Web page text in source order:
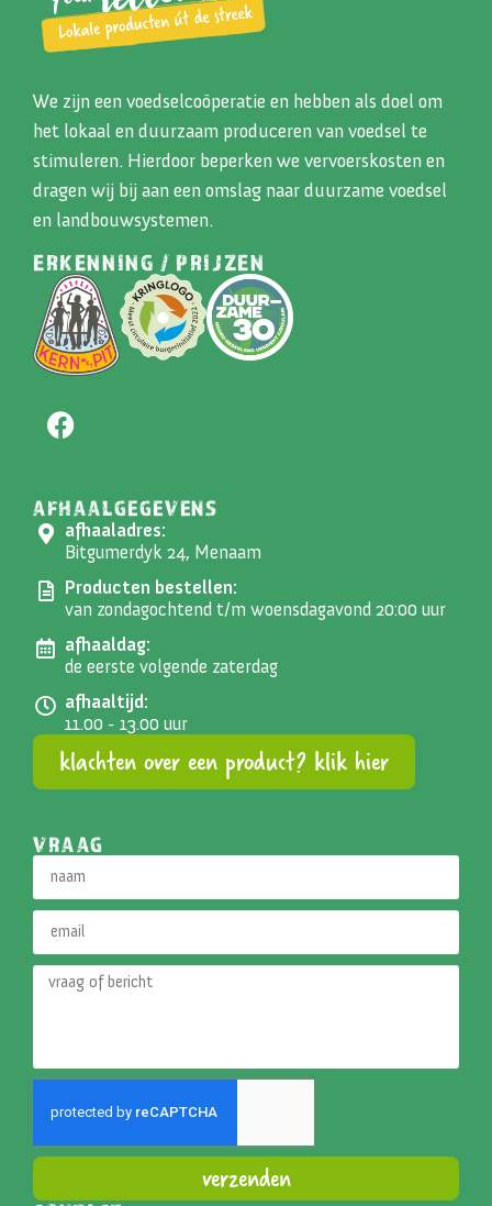
We zijn een voedselcoöperatie en hebben als doel om
het lokaal en duurzaam produceren van voedsel te
stimuleren. Hierdoor beperken we vervoerskosten en
dragen wij bij aan een omslag naar duurzame voedsel
en landbouwsystemen.
ERKENNING / PRIJZEN
AFHAALGEGEVENS
afhaaladres:
Bitgumerdyk 24, Menaam
Producten bestellen:
van zondagochtend t/m woensdagavond 20:00 uur
afhaaldag:
de eerste volgende zaterdag
afhaaltijd:
11.00 - 13.00 uur
klachten over een product? klik hier
VRAAG
verzenden